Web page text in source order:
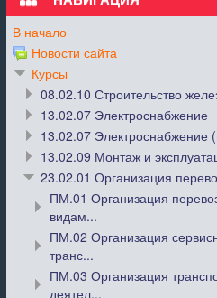
В начало
Новости сайта
Курсы
08.02.10 Строительство
13.02.07 Электроснабжение
13.02.07 Электроснабжение
13.02.09 Монтаж и
23.02.01 Организация
ПМ.01 Организация
видам...
ПМ.02 Организация
транс...
ПМ.03 Организация
деятел...